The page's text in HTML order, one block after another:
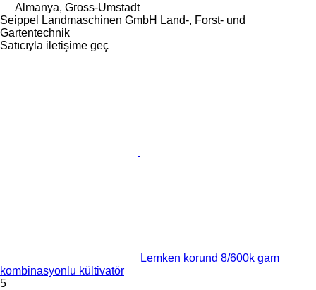
Almanya, Gross-Umstadt
Seippel Landmaschinen GmbH Land-, Forst- und
Gartentechnik
Satıcıyla iletişime geç
Lemken korund 8/600k gam
kombinasyonlu kültivatör
5